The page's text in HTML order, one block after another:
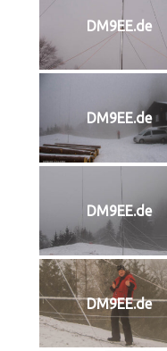
DM9EE.de
DM9EE.de
DM9EE.de
DM9EE.de